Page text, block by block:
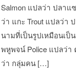
Salmon แปลว่า ปลาแ
ว่า แกะ Trout แปลว่า
นามที่เป็นรูปเหมือนเป็
พหูพจน์ Police แปลว่า
ว่า กลุ่มคน […]